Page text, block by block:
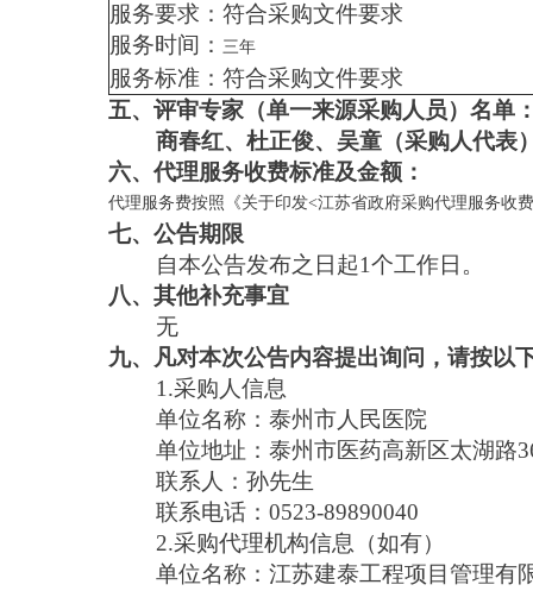
服务要求：符合采购文件要求
服务时间： 三年
服务标准：符合采购文件要求
五、评审专家（单一来源采购人员）名单
商春红、杜正俊、吴童（采购人代表
六、代理服务收费标准及金额：
代理服务费按照《关于印发<江苏省政府采购代理服务收
七、公告期限
自本公告发布之日起1个工作日。
八、其他补充事宜
无
九、凡对本次公告内容提出询问，请按以
1.采购人信息
单位名称：泰州市人民医院
单位地址：泰州市医药高新区太湖路
联系人：孙先生
联系电话：0523-89890040
2.采购代理机构信息（如有）
单位名称：江苏建泰工程项目管理有